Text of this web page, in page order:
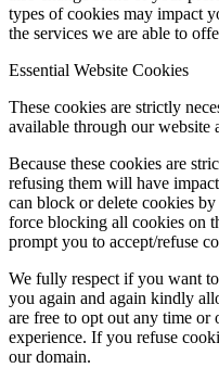
types of cookies may impact
the services we are able to
Essential Website Cookies
These cookies are strictly
available through our website
Because these cookies are
refusing them will have
can block or delete cookies
force blocking all cookies on
prompt you to accept/refuse
We fully respect if you want
you again and again kindly
are free to opt out any time or
experience. If you refuse
our domain.